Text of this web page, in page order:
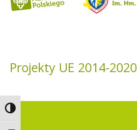
Toggle High Contrast
Projekty UE 2014-2020